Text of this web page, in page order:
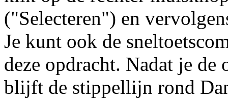
("Selecteren") en
Je kunt ook de
deze opdracht. Nadat je
blijft de stippellijn rond